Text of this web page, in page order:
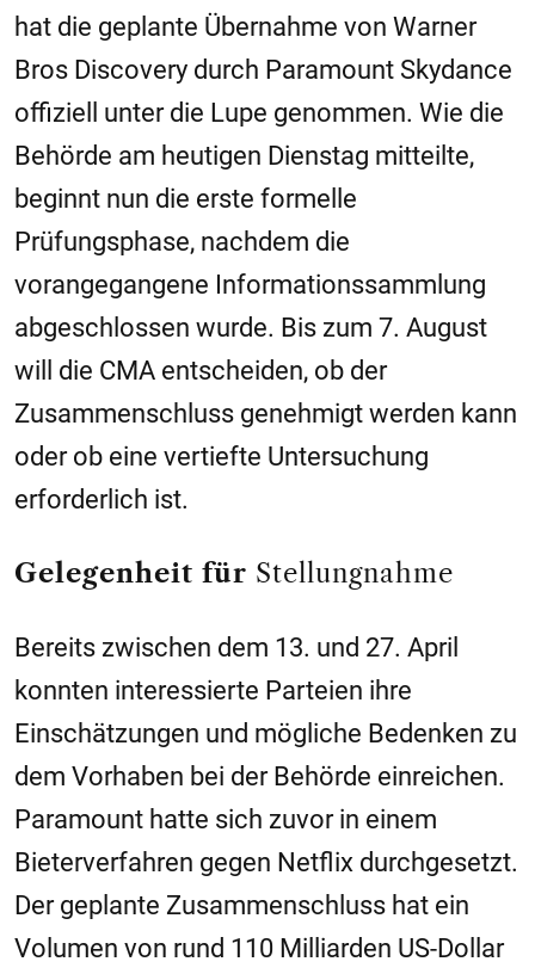
hat die geplante Übernahme von Warner
Bros Discovery durch Paramount Skydance
offiziell unter die Lupe genommen. Wie die
Behörde am heutigen Dienstag mitteilte,
beginnt nun die erste formelle
Prüfungsphase, nachdem die
vorangegangene Informationssammlung
abgeschlossen wurde. Bis zum 7. August
will die CMA entscheiden, ob der
Zusammenschluss genehmigt werden kann
oder ob eine vertiefte Untersuchung
erforderlich ist.
Gelegenheit für Stellungnahme
Bereits zwischen dem 13. und 27. April
konnten interessierte Parteien ihre
Einschätzungen und mögliche Bedenken zu
dem Vorhaben bei der Behörde einreichen.
Paramount hatte sich zuvor in einem
Bieterverfahren gegen Netflix durchgesetzt.
Der geplante Zusammenschluss hat ein
Volumen von rund 110 Milliarden US-Dollar